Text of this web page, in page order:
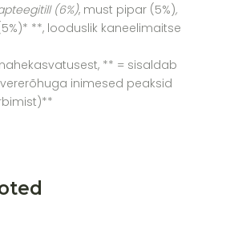
(6%), must pipar (5%),
**, looduslik kaneelimaitse
** = sisaldab
inimesed peaksid